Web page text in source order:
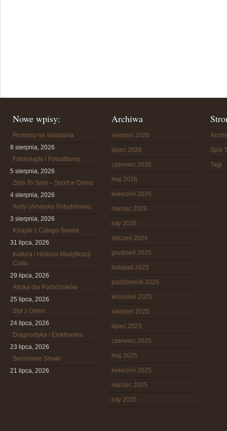
Nowe wpisy:
Przepisy na śniadania
8 sierpnia, 2026
Fotoksiążki i Fotoalbumy
5 sierpnia, 2026
Zrób To Sam – Sport w Domu
4 sierpnia, 2026
Andy (Ameryka Południowa)
3 sierpnia, 2026
Książki z Całego Świata
31 lipca, 2026
Kultura i Historia Modyfikacji
Ciała
29 lipca, 2026
Afryka dla Podróżników
25 lipca, 2026
Styl z Orłem
24 lipca, 2026
Diagnostyka i Elektronika
23 lipca, 2026
Sezonowe Smaki
21 lipca, 2026
Archiwa
sierpień 2026
lipiec 2026
czerwiec 2026
maj 2026
kwiecień 2026
marzec 2026
luty 2026
styczeń 2026
grudzień 2025
listopad 2025
październik 2025
wrzesień 2025
sierpień 2025
lipiec 2025
czerwiec 2025
maj 2025
kwiecień 2025
marzec 2025
luty 2025
Spis
Tagi